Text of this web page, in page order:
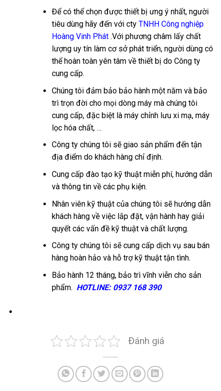
Để có thể chọn được thiết bị ưng ý nhất, người
tiêu dùng hãy đến với cty TNHH Công nghiệp
Hoàng Vinh Phát .Với phương châm lấy chất
lượng uy tín làm cơ sở phát triển, người dùng có
thể hoàn toàn yên tâm về thiết bị do Công ty
cung cấp.
Chúng tôi đảm bảo bảo hành một năm và bảo
trì trọn đời cho mọi dòng máy mà chúng tôi
cung cấp, đặc biệt là máy chỉnh lưu xi mạ, máy
lọc hóa chất, …
Công ty chúng tôi sẽ giao sản phẩm đến tận
địa điểm do khách hàng chỉ định.
Cung cấp đào tạo kỹ thuật miễn phí, hướng dẫn
và thông tin về các phụ kiện.
Nhân viên kỹ thuật của chúng tôi sẽ hướng dẫn
khách hàng về việc lắp đặt, vận hành hay giải
quyết các vấn đề kỹ thuật và chất lượng.
Công ty chúng tôi sẽ cung cấp dịch vụ sau bán
hàng hoàn hảo và hỗ trợ kỹ thuật tận tình.
Bảo hành 12 tháng, bảo trì vĩnh viễn cho sản
phẩm. HOTLINE: 0937 168 390
Đánh giá